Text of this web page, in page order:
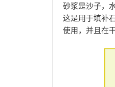
砂浆是沙子，
这是用于填补
使用，并且在